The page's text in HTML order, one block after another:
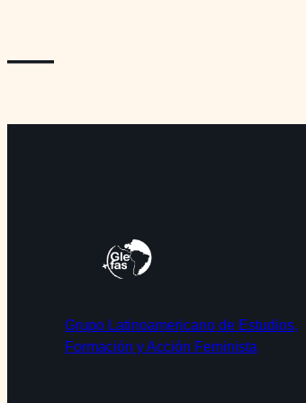
—
Grupo Latinoamericano de Estudios,
Formación y Acción Feminista